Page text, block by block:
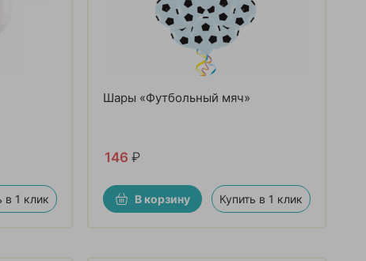
в 1 клик
Шары «Футбольный мяч»
146 ₽
В корзину Купить в 1 клик